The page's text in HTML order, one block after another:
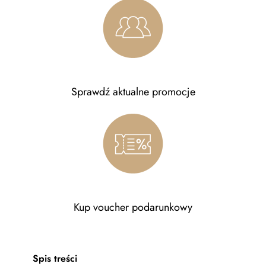
Sprawdź aktualne promocje
Kup voucher podarunkowy
Spis treści